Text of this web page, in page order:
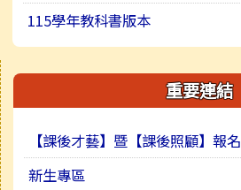
115學年教科書版本
右邊區域內容 重要連結
【課後才藝】暨【課後照顧】報名
新生專區